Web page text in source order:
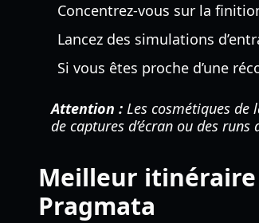
Concentrez-vous sur la
Lancez des simulations
Si vous êtes proche d’une
Attention : Les cosmétiques de
de captures d’écran ou des
Meilleur itinéraire
Pragmata